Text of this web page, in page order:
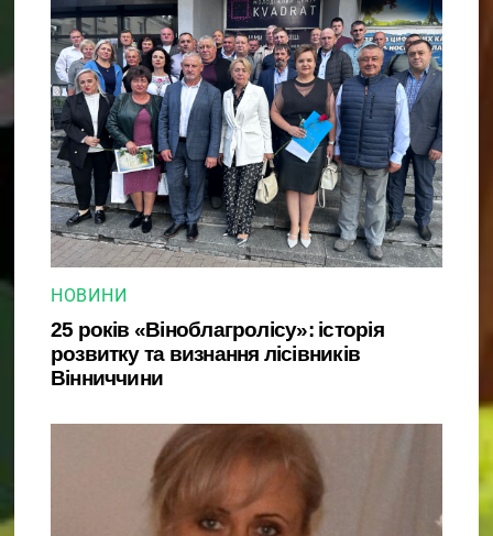
НОВИНИ
25 років «Віноблагролісу»: історія
розвитку та визнання лісівників
Вінниччини